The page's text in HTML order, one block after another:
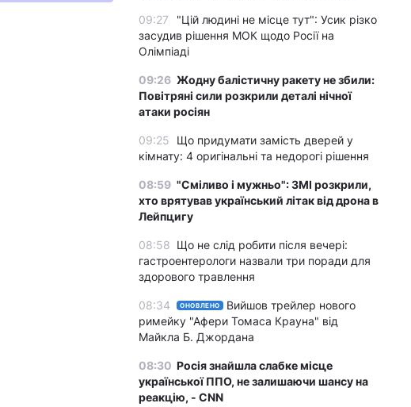
09:27
"Цій людині не місце тут": Усик різко
засудив рішення МОК щодо Росії на
Олімпіаді
09:26 Жодну балістичну ракету не збили:
Повітряні сили розкрили деталі нічної
атаки росіян
09:25
Що придумати замість дверей у
кімнату: 4 оригінальні та недорогі рішення
08:59 "Сміливо і мужньо": ЗМІ розкрили,
хто врятував український літак від дрона в
Лейпцигу
08:58 Що не слід робити після вечері:
гастроентерологи назвали три поради для
здорового травлення
08:34 ОНОВЛЕНО
Вийшов трейлер нового
римейку "Афери Томаса Крауна" від
Майкла Б. Джордана
08:30 Росія знайшла слабке місце
української ППО, не залишаючи шансу на
реакцію, - CNN